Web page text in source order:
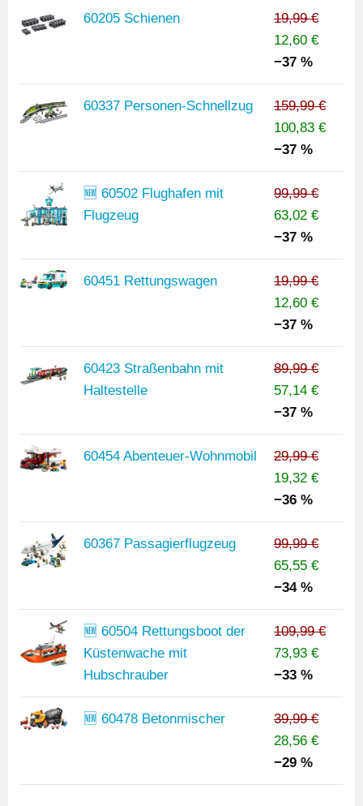
60205 Schienen
19,99 €
12,60 €
−37 %
60337 Personen-Schnellzug
159,99 €
100,83 €
−37 %
🆕 60502 Flughafen mit
Flugzeug
99,99 €
63,02 €
−37 %
60451 Rettungswagen
19,99 €
12,60 €
−37 %
60423 Straßenbahn mit
Haltestelle
89,99 €
57,14 €
−37 %
60454 Abenteuer-Wohnmobil
29,99 €
19,32 €
−36 %
60367 Passagierflugzeug
99,99 €
65,55 €
−34 %
🆕 60504 Rettungsboot der
Küstenwache mit
Hubschrauber
109,99 €
73,93 €
−33 %
🆕 60478 Betonmischer
39,99 €
28,56 €
−29 %